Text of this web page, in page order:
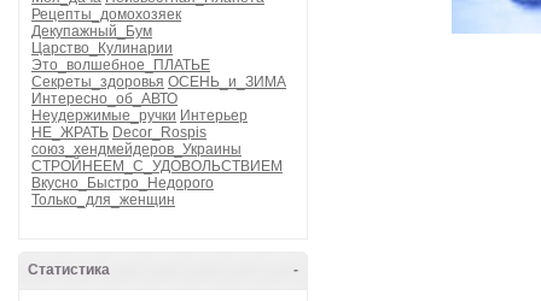
Рецепты_домохозяек
Декупажный_Бум
Царство_Кулинарии
Это_волшебное_ПЛАТЬЕ
Секреты_здоровья ОСЕНЬ_и_ЗИМА
Интересно_об_АВТО
Неудержимые_ручки Интерьер
НЕ_ЖРАТЬ Decor_Rospis
союз_хендмейдеров_Украины
СТРОЙНЕЕМ_С_УДОВОЛЬСТВИЕМ
Вкусно_Быстро_Недорого
Только_для_женщин
-
Статистика